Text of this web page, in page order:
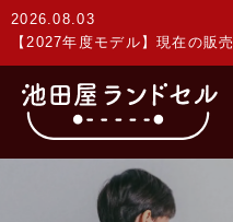
2026.08.03
【2027年度モデル】現在の販